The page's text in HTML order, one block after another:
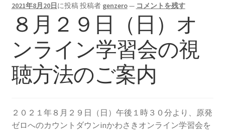
キ
ッ
プ活動紹介
2012.3.11 「原発ゼロへのカウントダウンinかわさ
き」「原発ゼロへの行進！誰でもデモ！」
原発ゼロ金曜日行動 inかわさき
2013.3.10 第２回原発ゼロへのカウントダウンinかわ
さき 集会
2021年8月20日に投稿投稿者 genzero— コメントを残す
８月２９日（日）オ
ンライン学習会の視
聴方法のご案内
２０２１年８月２９日（日）午後１時３０分より、原発
ゼロへのカウントダウンinかわさきオンライン学習会を